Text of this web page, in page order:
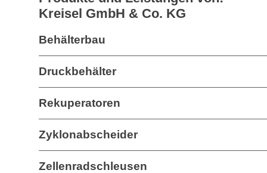
Kreisel GmbH & Co. KG
Behälterbau
Druckbehälter
Rekuperatoren
Zyklonabscheider
Zellenradschleusen